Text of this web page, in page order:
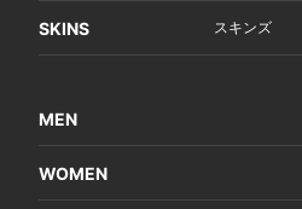
SKINS スキンズ
MEN
WOMEN